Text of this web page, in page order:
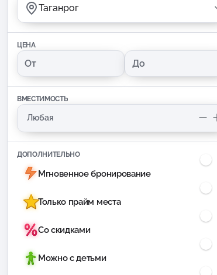
Таганрог
ЦЕНА
ВМЕСТИМОСТЬ
ДОПОЛНИТЕЛЬНО
Мгновенное бронирование
Только прайм места
Со скидками
Можно с детьми